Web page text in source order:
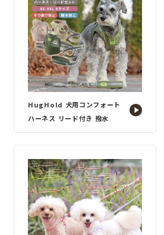
HugHold 犬用コンフォート
ハーネス リード付き 撥水